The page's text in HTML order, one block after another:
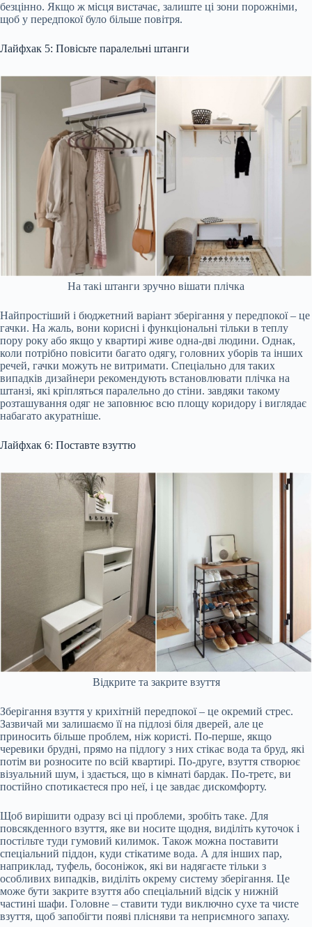
безцінно. Якщо ж місця вистачає, залиште ці зони порожніми,
щоб у передпокої було більше повітря.
Лайфхак 5: Повісьте паралельні штанги
На такі штанги зручно вішати плічка
Найпростіший і бюджетний варіант зберігання у передпокої – це
гачки. На жаль, вони корисні і функціональні тільки в теплу
пору року або якщо у квартирі живе одна-дві людини. Однак,
коли потрібно повісити багато одягу, головних уборів та інших
речей, гачки можуть не витримати. Спеціально для таких
випадків дизайнери рекомендують встановлювати плічка на
штанзі, які кріпляться паралельно до стіни. завдяки такому
розташування одяг не заповнює всю площу коридору і виглядає
набагато акуратніше.
Лайфхак 6: Поставте взуттю
Відкрите та закрите взуття
Зберігання взуття у крихітній передпокої – це окремий стрес.
Зазвичай ми залишаємо її на підлозі біля дверей, але це
приносить більше проблем, ніж користі. По-перше, якщо
черевики брудні, прямо на підлогу з них стікає вода та бруд, які
потім ви розносите по всій квартирі. По-друге, взуття створює
візуальний шум, і здається, що в кімнаті бардак. По-третє, ви
постійно спотикаєтеся про неї, і це завдає дискомфорту.
Щоб вирішити одразу всі ці проблеми, зробіть таке. Для
повсякденного взуття, яке ви носите щодня, виділіть куточок і
постільте туди гумовий килимок. Також можна поставити
спеціальний піддон, куди стікатиме вода. А для інших пар,
наприклад, туфель, босоніжок, які ви надягаєте тільки з
особливих випадків, виділіть окрему систему зберігання. Це
може бути закрите взуття або спеціальний відсік у нижній
частині шафи. Головне – ставити туди виключно сухе та чисте
взуття, щоб запобігти появі плісняви та неприємного запаху.